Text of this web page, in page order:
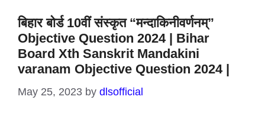
बिहार बोर्ड 10वीं संस्कृत “मन्दाकिनीवर्णनम्”
Objective Question 2024 | Bihar
Board Xth Sanskrit Mandakini
varanam Objective Question 2024 |
May 25, 2023 by dlsofficial